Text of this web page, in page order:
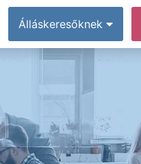
Álláskeresőknek